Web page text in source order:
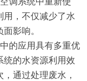
用，不仅减少了水
影响。
的应用具有多重优
统的水资源利用效
通过处理废水，